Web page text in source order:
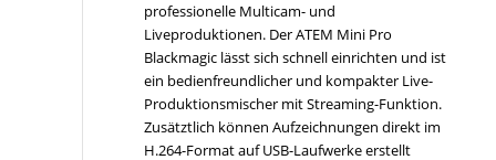
professionelle Multicam- und
Liveproduktionen. Der ATEM Mini Pro
Blackmagic lässt sich schnell einrichten und ist
ein bedienfreundlicher und kompakter Live-
Produktionsmischer mit Streaming-Funktion.
Zusätztlich können Aufzeichnungen direkt im
H.264-Format auf USB-Laufwerke erstellt